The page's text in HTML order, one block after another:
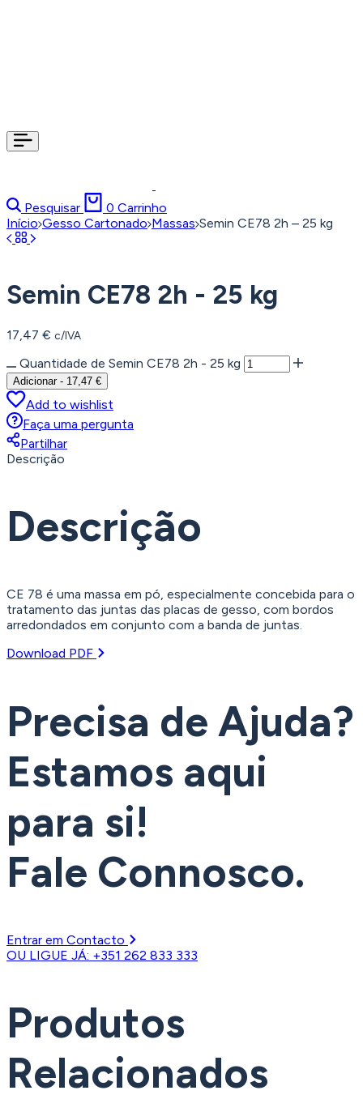
Pesquisar 0 Carrinho
Início Gesso Cartonado Massas Semin CE78 2h – 25 kg
Semin CE78 2h - 25 kg
17,47 € c/IVA
Quantidade de Semin CE78 2h - 25 kg
Adicionar - 17,47 €
Add to wishlist
Faça uma pergunta
Partilhar
Descrição
Descrição
CE 78 é uma massa em pó, especialmente concebida para o
tratamento das juntas das placas de gesso, com bordos
arredondados em conjunto com a banda de juntas.
Download PDF
Precisa de Ajuda?
Estamos aqui
para si!
Fale Connosco.
Entrar em Contacto
OU LIGUE JÁ: +351 262 833 333
Produtos
Relacionados